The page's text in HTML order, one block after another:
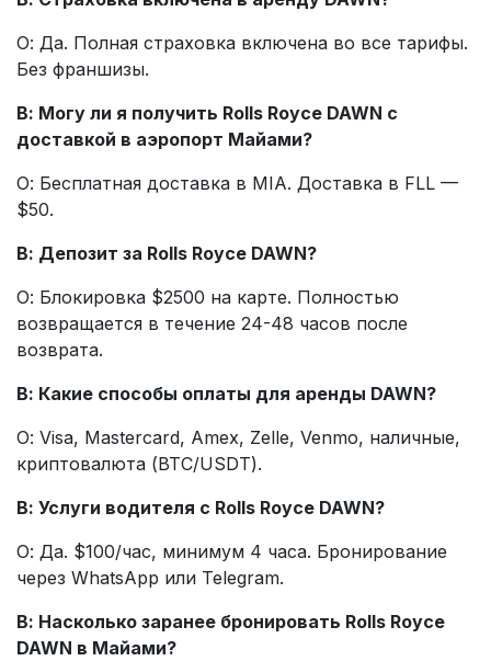
О: Да. Полная страховка включена во все тарифы.
Без франшизы.
В: Могу ли я получить Rolls Royce DAWN с
доставкой в аэропорт Майами?
О: Бесплатная доставка в MIA. Доставка в FLL —
$50.
В: Депозит за Rolls Royce DAWN?
О: Блокировка $2500 на карте. Полностью
возвращается в течение 24-48 часов после
возврата.
В: Какие способы оплаты для аренды DAWN?
О: Visa, Mastercard, Amex, Zelle, Venmo, наличные,
криптовалюта (BTC/USDT).
В: Услуги водителя с Rolls Royce DAWN?
О: Да. $100/час, минимум 4 часа. Бронирование
через WhatsApp или Telegram.
В: Насколько заранее бронировать Rolls Royce
DAWN в Майами?